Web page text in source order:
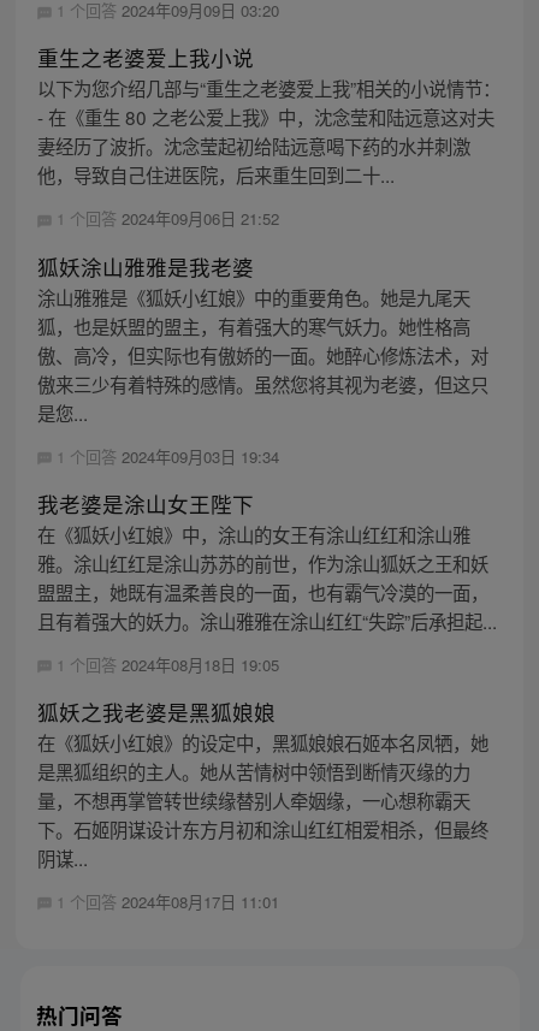
1 个回答 2024年09月09日 03:20
重生之老婆爱上我小说
以下为您介绍几部与“重生之老婆爱上我”相关的小说情节：
- 在《重生 80 之老公爱上我》中，沈念莹和陆远意这对夫
妻经历了波折。沈念莹起初给陆远意喝下药的水并刺激
他，导致自己住进医院，后来重生回到二十...
1 个回答 2024年09月06日 21:52
狐妖涂山雅雅是我老婆
涂山雅雅是《狐妖小红娘》中的重要角色。她是九尾天
狐，也是妖盟的盟主，有着强大的寒气妖力。她性格高
傲、高冷，但实际也有傲娇的一面。她醉心修炼法术，对
傲来三少有着特殊的感情。虽然您将其视为老婆，但这只
是您...
1 个回答 2024年09月03日 19:34
我老婆是涂山女王陛下
在《狐妖小红娘》中，涂山的女王有涂山红红和涂山雅
雅。涂山红红是涂山苏苏的前世，作为涂山狐妖之王和妖
盟盟主，她既有温柔善良的一面，也有霸气冷漠的一面，
且有着强大的妖力。涂山雅雅在涂山红红“失踪”后承担起...
1 个回答 2024年08月18日 19:05
狐妖之我老婆是黑狐娘娘
在《狐妖小红娘》的设定中，黑狐娘娘石姬本名凤牺，她
是黑狐组织的主人。她从苦情树中领悟到断情灭缘的力
量，不想再掌管转世续缘替别人牵姻缘，一心想称霸天
下。石姬阴谋设计东方月初和涂山红红相爱相杀，但最终
阴谋...
1 个回答 2024年08月17日 11:01
热门问答